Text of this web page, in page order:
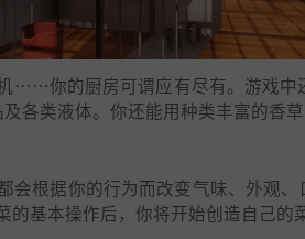
……你的厨房可谓应有尽有。游戏中
各类液体。你还能用种类丰富的香草
会根据你的行为而改变气味、外观
基本操作后，你将开始创造自己的